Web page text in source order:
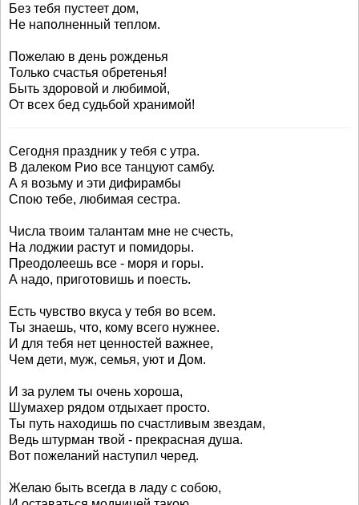
Без тебя пустеет дом,
Не наполненный теплом.
Пожелаю в день рожденья
Только счастья обретенья!
Быть здоровой и любимой,
От всех бед судьбой хранимой!
Сегодня праздник у тебя с утра.
В далеком Рио все танцуют самбу.
А я возьму и эти дифирамбы
Спою тебе, любимая сестра.
Числа твоим талантам мне не счесть,
На лоджии растут и помидоры.
Преодолеешь все - моря и горы.
А надо, приготовишь и поесть.
Есть чувство вкуса у тебя во всем.
Ты знаешь, что, кому всего нужнее.
И для тебя нет ценностей важнее,
Чем дети, муж, семья, уют и Дом.
И за рулем ты очень хороша,
Шумахер рядом отдыхает просто.
Ты путь находишь по счастливым звездам,
Ведь штурман твой - прекрасная душа.
Вот пожеланий наступил черед.
Желаю быть всегда в ладу с собою,